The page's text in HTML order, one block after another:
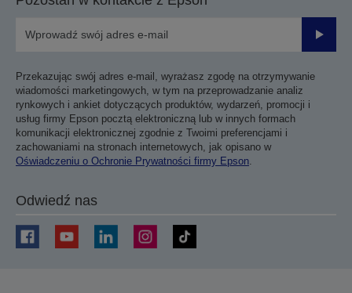
Przekazując swój adres e-mail, wyrażasz zgodę na otrzymywanie
wiadomości marketingowych, w tym na przeprowadzanie analiz
rynkowych i ankiet dotyczących produktów, wydarzeń, promocji i
usług firmy Epson pocztą elektroniczną lub w innych formach
komunikacji elektronicznej zgodnie z Twoimi preferencjami i
zachowaniami na stronach internetowych, jak opisano w
Oświadczeniu o Ochronie Prywatności firmy Epson.
Odwiedź nas